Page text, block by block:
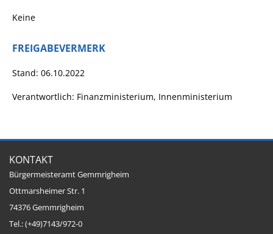
Karriere
Keine
FREIGABEVERMERK
Stand: 06.10.2022
Verantwortlich: Finanzministerium, Innenministerium
KONTAKT
Bürgermeisteramt Gemmrigheim
Ottmarsheimer Str. 1
74376 Gemmrigheim
Tel.: (+49)7143/972-0